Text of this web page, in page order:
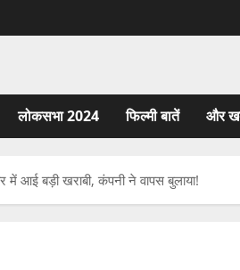
लोकसभा 2024 फिल्मी बातें और
में आई बड़ी खराबी, कंपनी ने वापस बुलाया!